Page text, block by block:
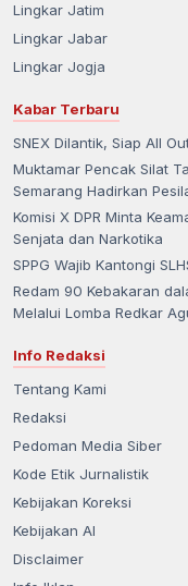
Lingkar Jatim
Lingkar Jabar
Lingkar Jogja
Kabar Terbaru
SNEX Dilantik, Siap All
Muktamar Pencak Silat
Semarang Hadirkan
Komisi X DPR Minta
Senjata dan Narkotika
SPPG Wajib Kantongi
Redam 90 Kebakaran
Melalui Lomba Redkar
Info Redaksi
Tentang Kami
Redaksi
Pedoman Media Siber
Kode Etik Jurnalistik
Kebijakan Koreksi
Kebijakan AI
Disclaimer